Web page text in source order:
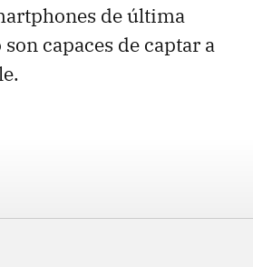
de última
capaces de captar a